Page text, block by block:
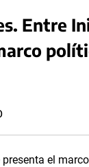
Entre
presenta el